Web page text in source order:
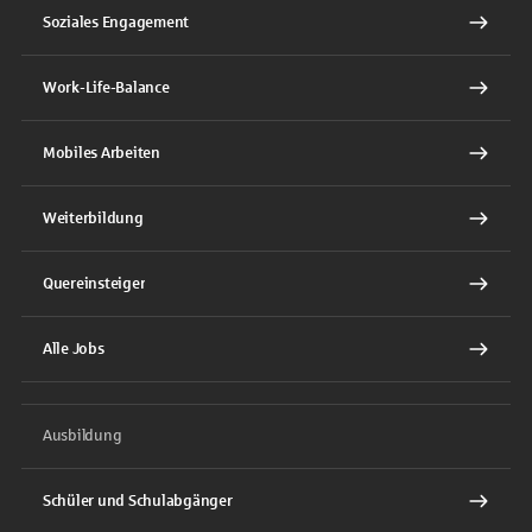
Soziales Engagement
Work-Life-Balance
Mobiles Arbeiten
Weiterbildung
Quereinsteiger
Alle Jobs
Ausbildung
Schüler und Schulabgänger